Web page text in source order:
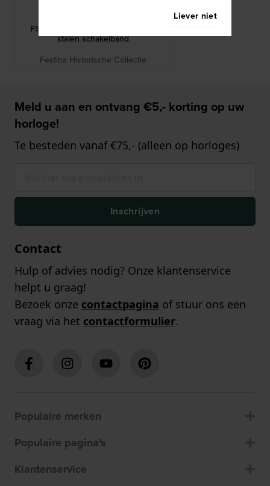
F16536 24 mm Zwart keramiek en
stalen schakelband
Festina Historische Collectie
Meld u aan en ontvang €5,- korting op uw
horloge!
Te besteden vanaf €75,- (alleen op horloges)
Inschrijven
Contact
Hulp of advies nodig? Onze klantenservice
helpt u graag!
Bezoek onze contactpagina of stuur ons een
vraag via het contactformulier.
Populaire merken
Populaire pagina's
Klantenservice
Liever niet